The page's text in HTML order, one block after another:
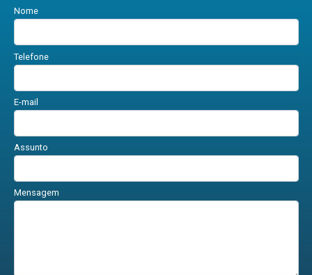
Nome
Telefone
E-mail
Assunto
Mensagem